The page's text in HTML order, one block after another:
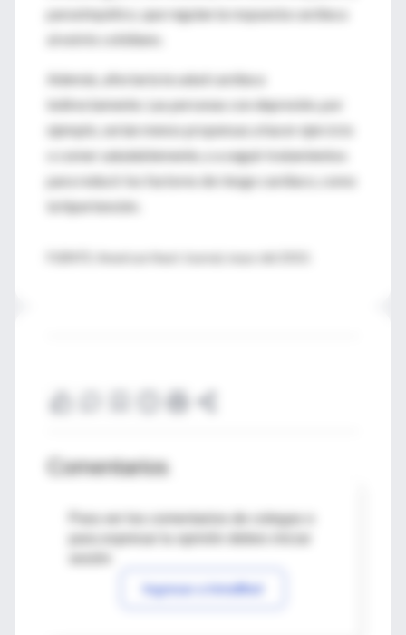
parasimpático, que regulan la respuesta cardíaca
al estrés cotidiano.
Además, afectaría la salud cardíaca
indirectamente. Las personas con depresión, por
ejemplo, serían menos propensas a hacer ejercicio
o comer saludablemente, o a seguir tratamientos
para reducir los factores de riesgo cardíaco, como
la hipertensión.
Comentarios
Para ver los comentarios de colegas o
Ingresar a IntraMed